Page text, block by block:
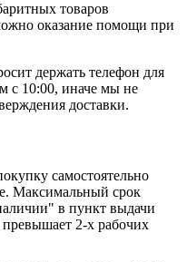
товаров
оказание помощи при
держать телефон для
с 10:00, иначе мы не
доставки.
самостоятельно
Максимальный срок
в пункт выдачи
превышает 2-х рабочих